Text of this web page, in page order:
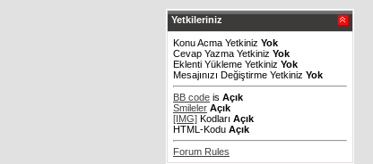
Yetkileriniz
Konu Acma Yetkiniz Yok
Cevap Yazma Yetkiniz Yok
Eklenti Yükleme Yetkiniz Yok
Mesajınızı Değiştirme Yetkiniz Yok
BB code is Açık
Smileler Açık
[IMG] Kodları Açık
HTML-Kodu Açık
Forum Rules